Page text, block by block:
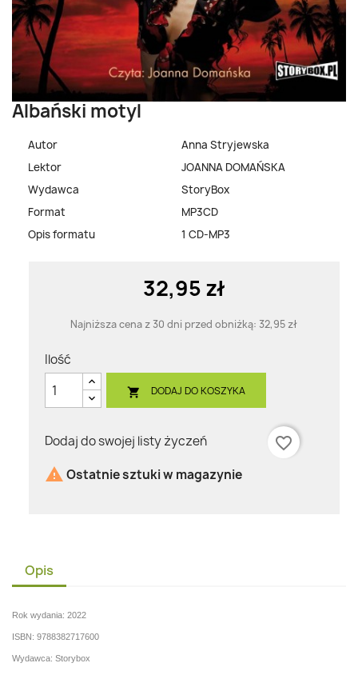
Albański motyl
Autor
Anna Stryjewska
Lektor
JOANNA DOMAŃSKA
Wydawca
StoryBox
Format
MP3CD
Opis formatu
1 CD-MP3
32,95 zł
Najniższa cena z 30 dni przed obniżką: 32,95 zł
Ilość
 DODAJ DO KOSZYKA
Dodaj do swojej listy życzeń
favorite_border
 Ostatnie sztuki w magazynie
Opis
Rok wydania: 2022
ISBN: 9788382717600
Wydawca: Storybox